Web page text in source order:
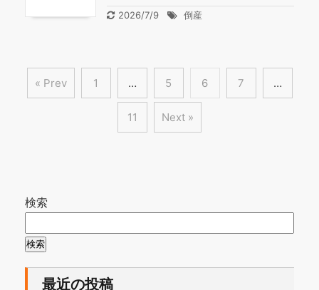
2026/7/9 倒産
« Prev 1 … 5 6 7 …
11 Next »
検索
検索
最近の投稿